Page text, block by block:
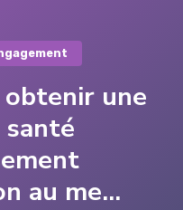
une
au me...